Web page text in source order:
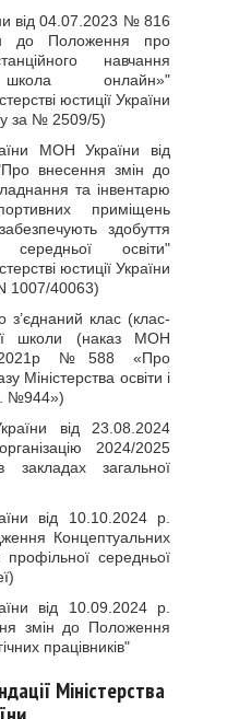
від 04.07.2023 № 816
до Положення про
навчання
школа онлайн»"
юстиції України
за № 2509/5)
МОН України від
внесення змін до
та інвентарю
приміщень
здобуття
освіти"
юстиції України
1007/40063)
клас (клас-
школи (наказ МОН
№588 «Про
Міністерства освіти і
№944»)
від 23.08.2024
2024/2025
закладах загальної
від 10.10.2024 р.
Концептуальних
середньої
від 10.09.2024 р.
змін до Положення
працівників"
Міністерства